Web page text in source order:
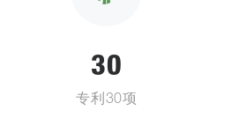
30
专利30项